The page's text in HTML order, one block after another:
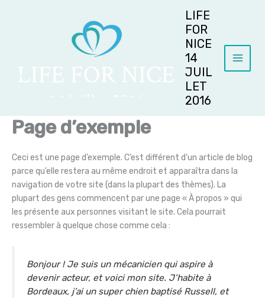
LIFE
FOR
NICE
14
JUIL
LET
2016
Page d’exemple
Ceci est une page d’exemple. C’est différent d’un article de blog
parce qu’elle restera au même endroit et apparaîtra dans la
navigation de votre site (dans la plupart des thèmes). La
plupart des gens commencent par une page « À propos » qui
les présente aux personnes visitant le site. Cela pourrait
ressembler à quelque chose comme cela :
Bonjour ! Je suis un mécanicien qui aspire à
devenir acteur, et voici mon site. J’habite à
Bordeaux, j’ai un super chien baptisé Russell, et